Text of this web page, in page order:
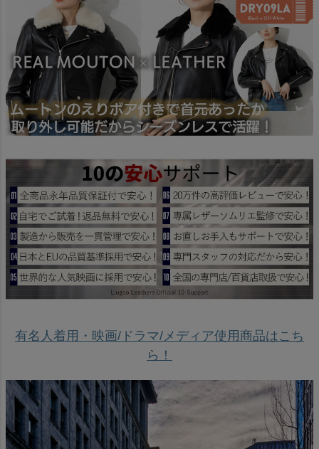
有名人着用・映画/ドラマ/メディア使用商品はこち
ら！